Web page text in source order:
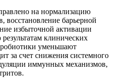
на нормализацию
восстановление барьерной
избыточной активации
клинических
уменьшают
за счет снижения системного
иммунных механизмов,